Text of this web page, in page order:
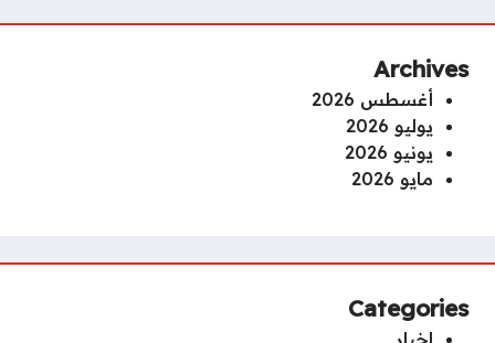
Archives
أغسطس 2026
يوليو 2026
يونيو 2026
مايو 2026
Categories
اخبار